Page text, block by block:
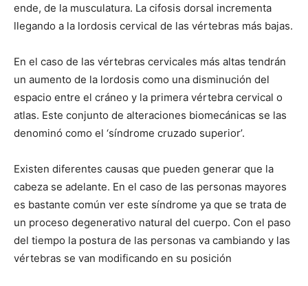
ende, de la musculatura. La cifosis dorsal incrementa
llegando a la lordosis cervical de las vértebras más bajas.
En el caso de las vértebras cervicales más altas tendrán
un aumento de la lordosis como una disminución del
espacio entre el cráneo y la primera vértebra cervical o
atlas. Este conjunto de alteraciones biomecánicas se las
denominó como el ‘síndrome cruzado superior’.
Existen diferentes causas que pueden generar que la
cabeza se adelante. En el caso de las personas mayores
es bastante común ver este síndrome ya que se trata de
un proceso degenerativo natural del cuerpo. Con el paso
del tiempo la postura de las personas va cambiando y las
vértebras se van modificando en su posición